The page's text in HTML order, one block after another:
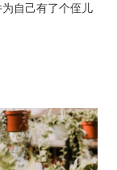
自己有了个侄儿